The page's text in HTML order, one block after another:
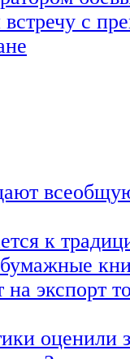
с
к
на экспорт
оценили